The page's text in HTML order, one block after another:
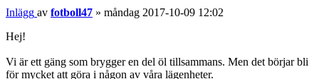
Inlägg av fotboll47 » måndag 2017-10-09 12:02
Hej!
Vi är ett gäng som brygger en del öl tillsammans. Men det börjar bli
för mycket att göra i någon av våra lägenheter.